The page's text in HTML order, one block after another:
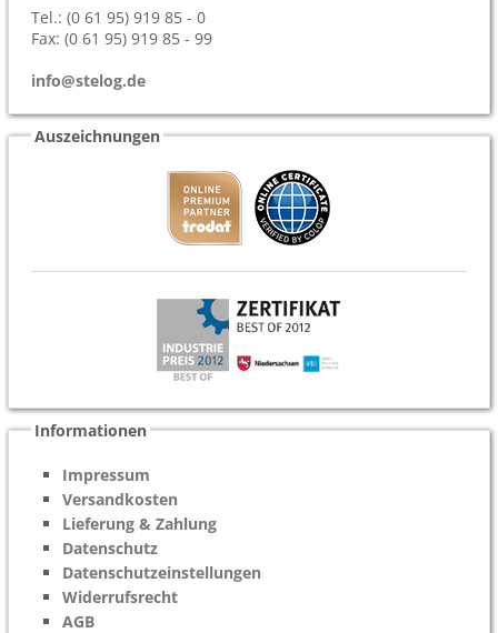
Tel.: (0 61 95) 919 85 - 0
Fax: (0 61 95) 919 85 - 99
info@stelog.de
Auszeichnungen
Informationen
Impressum
Versandkosten
Lieferung & Zahlung
Datenschutz
Datenschutzeinstellungen
Widerrufsrecht
AGB